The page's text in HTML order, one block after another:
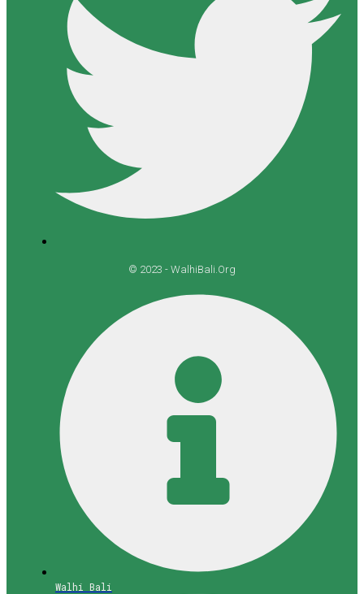
© 2023 - WalhiBali.Org
Walhi Bali